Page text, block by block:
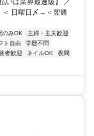
いは業界最速級】 ／
＜ 日曜日〆→＜翌週
のみOK
主婦・主夫歓迎
ト自由
学歴不問
者歓迎 ネイルOK
夜間